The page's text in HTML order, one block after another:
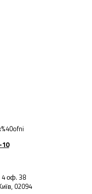
4 оф. 38
02094